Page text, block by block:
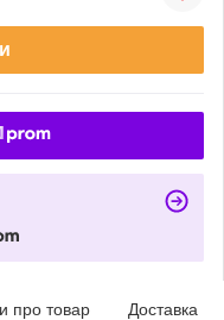
про товар Доставка